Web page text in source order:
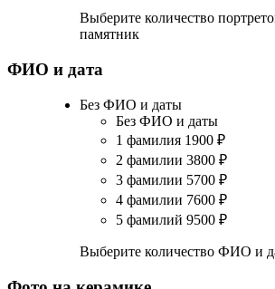
Выберите количество
памятник
ФИО и дата
Без ФИО и даты
Без ФИО и даты
1 фамилия 1900 ₽
2 фамилии 3800 ₽
3 фамилии 5700 ₽
4 фамилии 7600 ₽
5 фамилий 9500 ₽
Выберите количество ФИО и